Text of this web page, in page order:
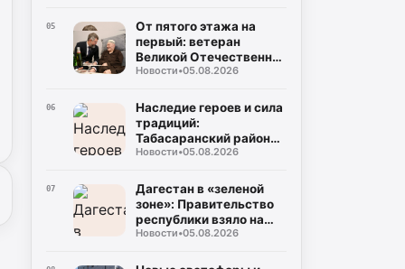
эксплуатации газа
05
От пятого этажа на
первый: ветеран
Великой Отечественной
Муса Багаудинов
квартиры в Каспийске
Новости•05.08.2026
06
Наследие героев и сила
традиций:
Табасаранский район
примет два турнира
уровня в честь Руслана
Курбанова и Рустама
Мурадова
Новости•05.08.2026
07
Дагестан в «зеленой
зоне»: Правительство
республики взяло на
жесткий контроль
инфраструктуры для
Новости•05.08.2026